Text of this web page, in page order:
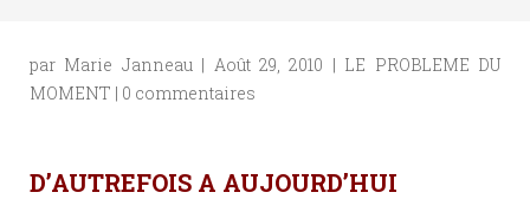
par Marie Janneau| Août 29, 2010 | LE PROBLEME DU
MOMENT | 0 commentaires
D’AUTREFOIS A AUJOURD’HUI